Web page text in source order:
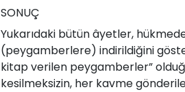
SONUÇ
Yukarıdaki bütün âyetler,
(peygamberlere) indirildiğini
kitap verilen peygamberler”
kesilmeksizin, her kavme